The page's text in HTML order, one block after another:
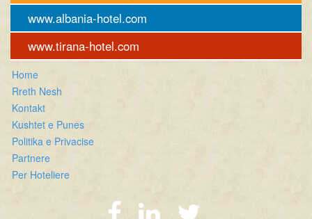
www.albania-hotel.com
www.tirana-hotel.com
Home
Rreth Nesh
Kontakt
Kushtet e Punes
Politika e Privacise
Partnere
Per Hoteliere